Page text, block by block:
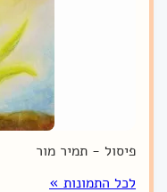
פיסול - תמיר מור
לכל התמונות »